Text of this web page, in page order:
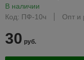
В наличии
Код: ПФ-10ч
Опт и
30 руб.